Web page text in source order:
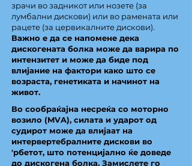
зрачи во задникот или нозете (за
лумбални дискови) или во рамената или
рацете (за цервикалните дискови).
Важно е да се напомене дека
дискогената болка може да варира по
интензитет и може да биде под
влијание на фактори како што се
возраста, генетиката и начинот на
живот.
Во сообраќајна несреќа со моторно
возило (MVA), силата и ударот од
судирот може да влијаат на
интервертебралните дискови во
'рбетот, што потенцијално ќе доведе
до дискогена болка. Замислете го